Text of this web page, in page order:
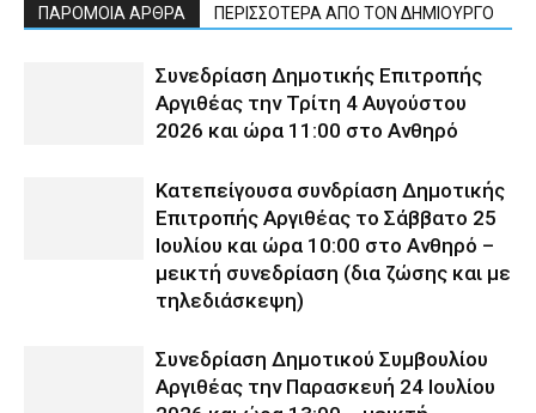
ΠΑΡΟΜΟΙΑ ΑΡΘΡΑ ΠΕΡΙΣΣΟΤΕΡΑ ΑΠΟ ΤΟΝ ΔΗΜΙΟΥΡΓΟ
Συνεδρίαση Δημοτικής Επιτροπής
Αργιθέας την Τρίτη 4 Αυγούστου
2026 και ώρα 11:00 στο Ανθηρό
Κατεπείγουσα συνδρίαση Δημοτικής
Επιτροπής Αργιθέας το Σάββατο 25
Ιουλίου και ώρα 10:00 στο Ανθηρό –
μεικτή συνεδρίαση (δια ζώσης και με
τηλεδιάσκεψη)
Συνεδρίαση Δημοτικού Συμβουλίου
Αργιθέας την Παρασκευή 24 Ιουλίου